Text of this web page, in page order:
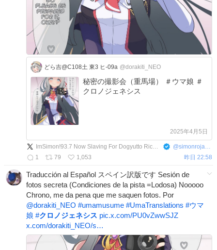
どら吉@C108土 東3 ヒ-09a @dorakiti_NEO
秘密の撮影会（重馬場） ＃ウマ娘 ＃
クロノジェネシス
2025年4月5日
ImSimon!93.7 Now Slaving For Dogyutto Rice Shower @simonrojas937
1
79 1,053 昨日 22:58
Traducción al Español スペイン訳版です Sesión de
fotos secreta (Condiciones de la pista =Lodosa) Nooooo
Chrono, me da pena que me saquen fotos. Por
@dorakiti_NEO #umamusume #UmaTranslations #ウマ
娘 #クロノジェネシス pic.x.com/PU0vZwwSJZ
x.com/dorakiti_NEO/s…